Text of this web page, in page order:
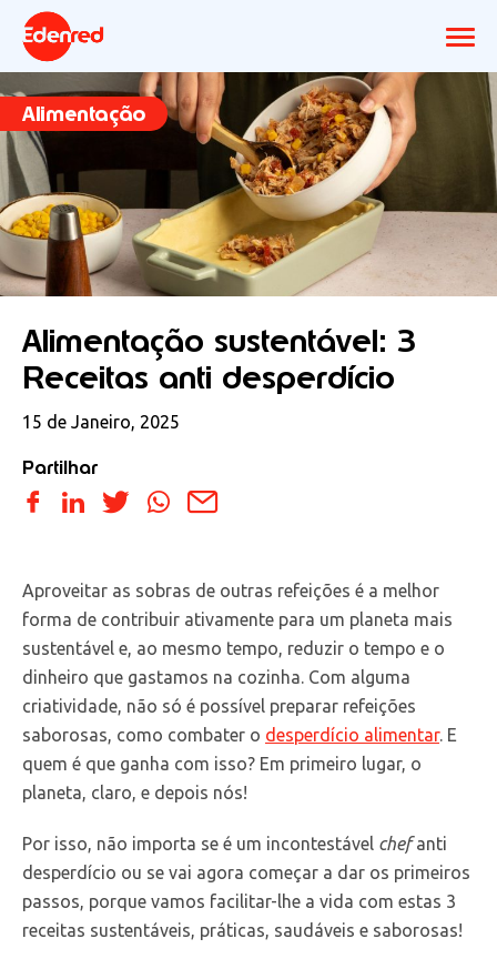
Alimentação
Alimentação sustentável: 3
Receitas anti desperdício
15 de Janeiro, 2025
Partilhar
Aproveitar as sobras de outras refeições é a melhor
forma de contribuir ativamente para um planeta mais
sustentável e, ao mesmo tempo, reduzir o tempo e o
dinheiro que gastamos na cozinha. Com alguma
criatividade, não só é possível preparar refeições
saborosas, como combater o desperdício alimentar. E
quem é que ganha com isso? Em primeiro lugar, o
planeta, claro, e depois nós!
Por isso, não importa se é um incontestável chefanti
desperdício ou se vai agora começar a dar os primeiros
passos, porque vamos facilitar-lhe a vida com estas 3
receitas sustentáveis, práticas, saudáveis e saborosas!